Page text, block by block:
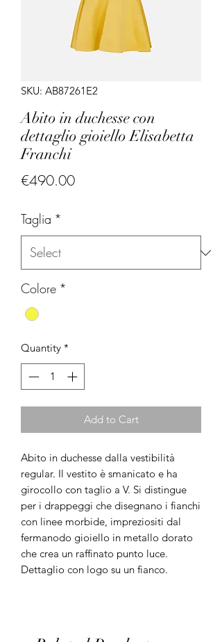
SKU: AB87261E2
Abito in duchesse con
dettaglio gioiello Elisabetta
Franchi
€490.00Price
Taglia *
Colore *
Quantity *
Add to Cart
Abito in duchesse dalla vestibilità
regular. Il vestito è smanicato e ha
girocollo con taglio a V. Si distingue
per i drappeggi che disegnano i fianchi
con linee morbide, impreziositi dal
fermanodo gioiello in metallo dorato
che crea un raffinato punto luce.
Dettaglio con logo su un fianco.